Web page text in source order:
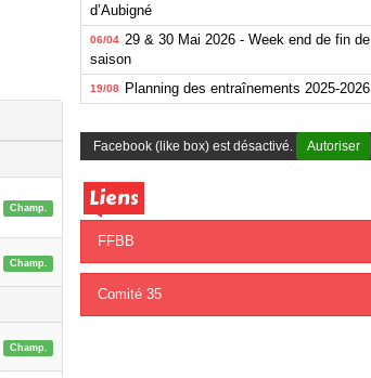
Champ.
Champ.
Champ.
d’Aubigné
06/04 29 & 30 Mai 2026 - Week end de fin de
saison
19/08 Planning des entraînements 2025-2026
Facebook (like box) est désactivé. Autoriser
Liens
FFBB
Comité 35